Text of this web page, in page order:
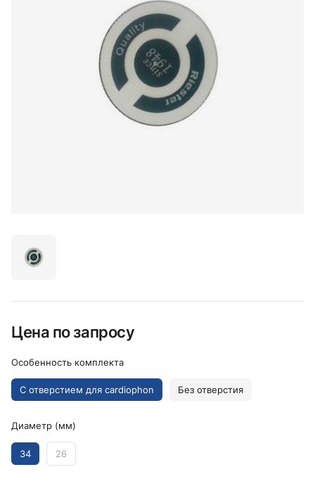
Цена по запросу
Особенность комплекта
С отверстием для cardiophon Без отверстия
Диаметр (мм)
34 26